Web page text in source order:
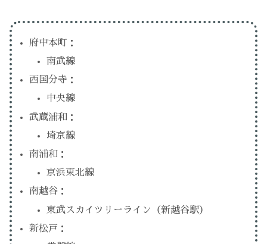
府中本町：
南武線
西国分寺：
中央線
武蔵浦和：
埼京線
南浦和：
京浜東北線
南越谷：
東武スカイツリーライン（新越谷駅）
新松戸：